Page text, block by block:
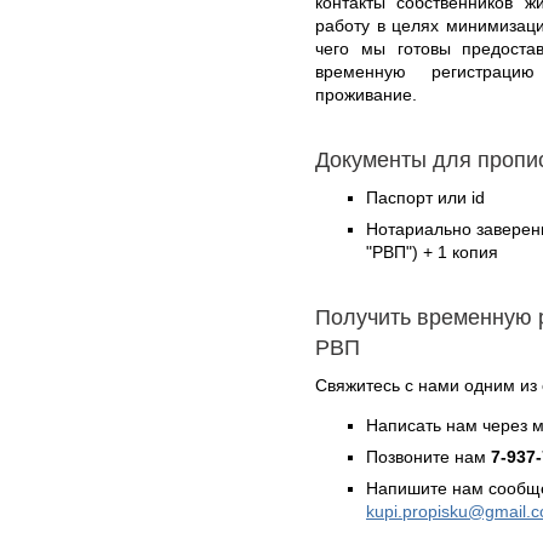
работу в целях
чего мы готовы
временную
проживание.
Документы для
Паспорт или id
Нотариально
"РВП") + 1 копия
Получить временную
РВП
Свяжитесь с нами одним
Написать нам через
Позвоните нам 7-
Напишите нам